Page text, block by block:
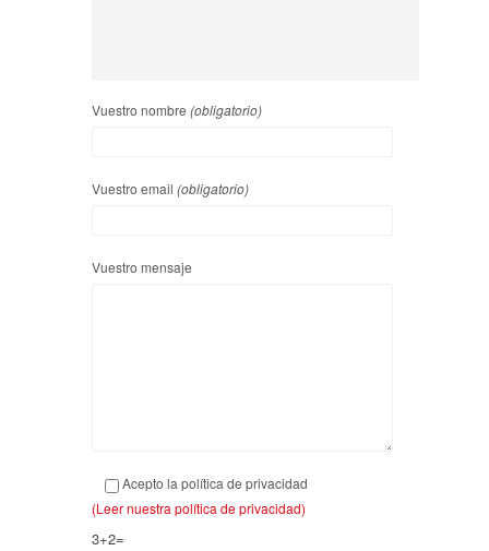
Vuestro nombre (obligatorio)
Vuestro email (obligatorio)
Vuestro mensaje
Acepto la política de privacidad
(Leer nuestra política de privacidad)
3+2=